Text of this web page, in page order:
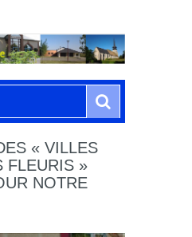
« VILLES
FLEURIS »
NOTRE